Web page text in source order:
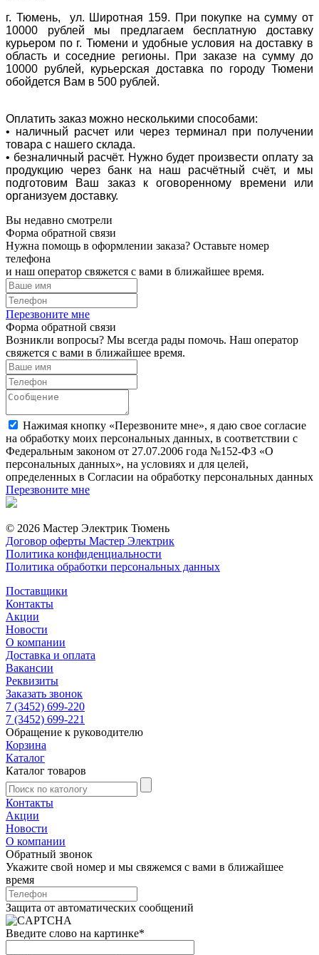
г. Тюмень, ул. Широтная 159. При покупке на сумму от
10000 рублей мы предлагаем бесплатную доставку
курьером по г. Тюмени и удобные условия на доставку в
область и соседние регионы. При заказе на сумму до
10000 рублей, курьерская доставка по городу Тюмени
обойдется Вам в 500 рублей.
Оплатить заказ можно несколькими способами:
• наличный расчет или через терминал при получении
товара с нашего склада.
• безналичный расчёт. Нужно будет произвести оплату за
продукцию через банк на наш расчётный счёт, и мы
подготовим Ваш заказ к оговоренному времени или
организуем доставку.
Вы недавно смотрели
Форма обратной связи
Нужна помощь в оформлении заказа? Оставьте номер
телефона
и наш оператор свяжется с вами в ближайшее время.
Перезвоните мне
Форма обратной связи
Возникли вопросы? Мы всегда рады помочь. Наш оператор
свяжется с вами в ближайшее время.
Нажимая кнопку «Перезвоните мне», я даю свое согласие
на обработку моих персональных данных, в соответствии с
Федеральным законом от 27.07.2006 года №152-ФЗ «О
персональных данных», на условиях и для целей,
определенных в Согласии на обработку персональных данных
Перезвоните мне
© 2026 Мастер Электрик Тюмень
Договор оферты Мастер Электрик
Политика конфиденциальности
Политика обработки персональных данных
Поставщики
Контакты
Акции
Новости
О компании
Доставка и оплата
Вакансии
Реквизиты
Заказать звонок
7 (3452) 699-220
7 (3452) 699-221
Обращение к руководителю
Корзина
Каталог
Каталог товаров
Контакты
Акции
Новости
О компании
Обратный звонок
Укажите свой номер и мы свяжемся с вами в ближайшее
время
Защита от автоматических сообщений
Введите слово на картинке*